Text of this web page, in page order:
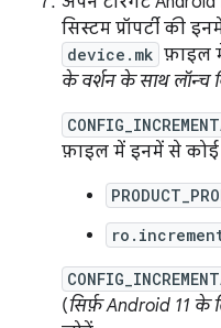
सिस्टम प्रॉपर्टी की
device.mk फ़ाइल
के वर्शन के साथ लॉन्च
फ़ाइल में इनमें से
(सिर्फ़ Android 11 के